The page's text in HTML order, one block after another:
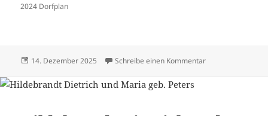
2024 Dorfplan
Veröffentlicht
14. Dezember 2025 Schreibe einen Kommentarzu Häuser 2024 –